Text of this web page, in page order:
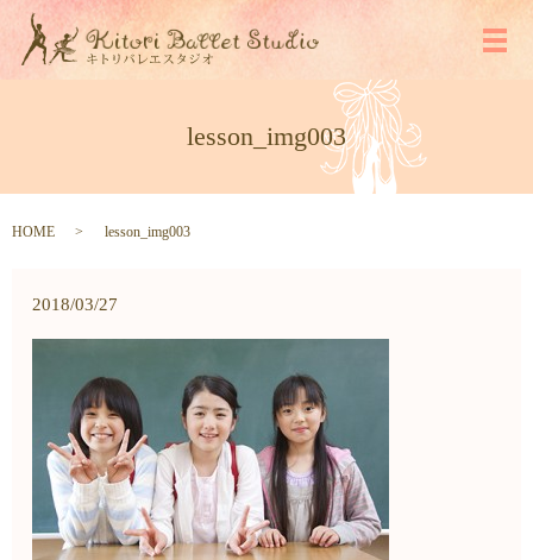
メ
lesson_img003
HOME lesson_img003
2018/03/27